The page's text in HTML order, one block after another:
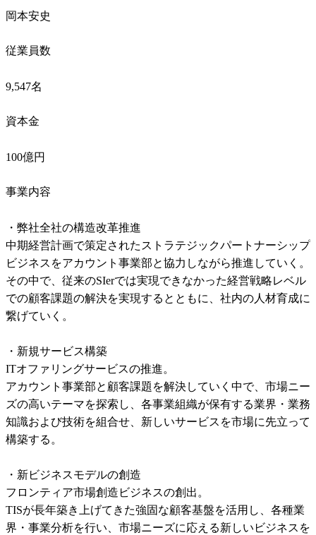
岡本安史
従業員数
9,547名
資本金
100億円
事業内容
・弊社全社の構造改革推進
中期経営計画で策定されたストラテジックパートナーシップ
ビジネスをアカウント事業部と協力しながら推進していく。
その中で、従来のSIerでは実現できなかった経営戦略レベル
での顧客課題の解決を実現するとともに、社内の人材育成に
繋げていく。
・新規サービス構築
ITオファリングサービスの推進。
アカウント事業部と顧客課題を解決していく中で、市場ニー
ズの高いテーマを探索し、各事業組織が保有する業界・業務
知識および技術を組合せ、新しいサービスを市場に先立って
構築する。
・新ビジネスモデルの創造
フロンティア市場創造ビジネスの創出。
TISが長年築き上げてきた強固な顧客基盤を活用し、各種業
界・事業分析を行い、市場ニーズに応える新しいビジネスを